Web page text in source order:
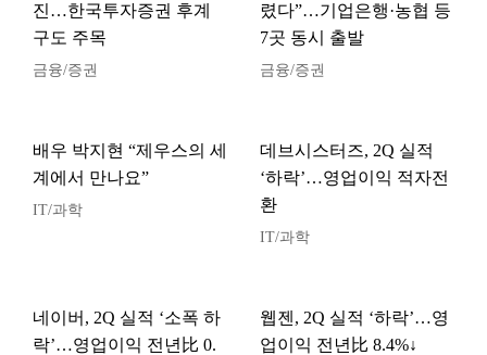
진…한국투자증권 후계
구도 주목
금융/증권
렸다”…기업은행·농협 등
7곳 동시 출발
금융/증권
배우 박지현 “제우스의 세
계에서 만나요”
IT/과학
데브시스터즈, 2Q 실적
‘하락’…영업이익 적자전
환
IT/과학
네이버, 2Q 실적 ‘소폭 하
락’…영업이익 전년比 0.
웹젠, 2Q 실적 ‘하락’…영
업이익 전년比 8.4%↓